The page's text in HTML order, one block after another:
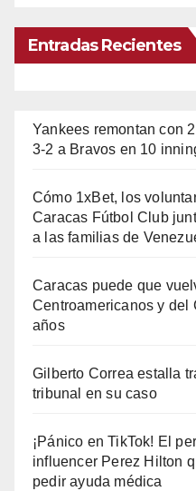
Entradas Recientes
Yankees remontan con
3-2 a Bravos en 10
Cómo 1xBet, los
Caracas Fútbol Club
a las familias de
Caracas puede que
Centroamericanos y del
años
Gilberto Correa estalla
tribunal en su caso
¡Pánico en TikTok! El
influencer Perez Hilton
pedir ayuda médica